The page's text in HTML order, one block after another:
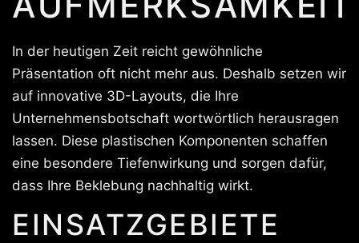
In der heutigen Zeit reicht gewöhnliche
Präsentation oft nicht mehr aus. Deshalb setzen wir
auf innovative 3D-Layouts, die Ihre
Unternehmensbotschaft wortwörtlich herausragen
lassen. Diese plastischen Komponenten schaffen
eine besondere Tiefenwirkung und sorgen dafür,
dass Ihre Beklebung nachhaltig wirkt.
EINSATZGEBIETE